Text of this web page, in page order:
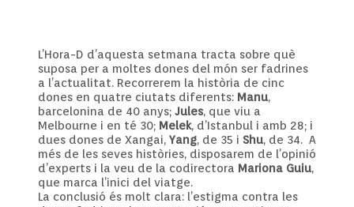
L’Hora-D d’aquesta setmana tracta sobre què
suposa per a moltes dones del món ser fadrines
a l’actualitat. Recorrerem la història de cinc
dones en quatre ciutats diferents: Manu,
barcelonina de 40 anys; Jules, que viu a
Melbourne i en té 30; Melek, d’Istanbul i amb 28; i
dues dones de Xangai, Yang, de 35 i Shu, de 34. A
més de les seves històries, disposarem de l’opinió
d’experts i la veu de la codirectora Mariona Guiu,
que marca l’inici del viatge.
La conclusió és molt clara: l’estigma contra les